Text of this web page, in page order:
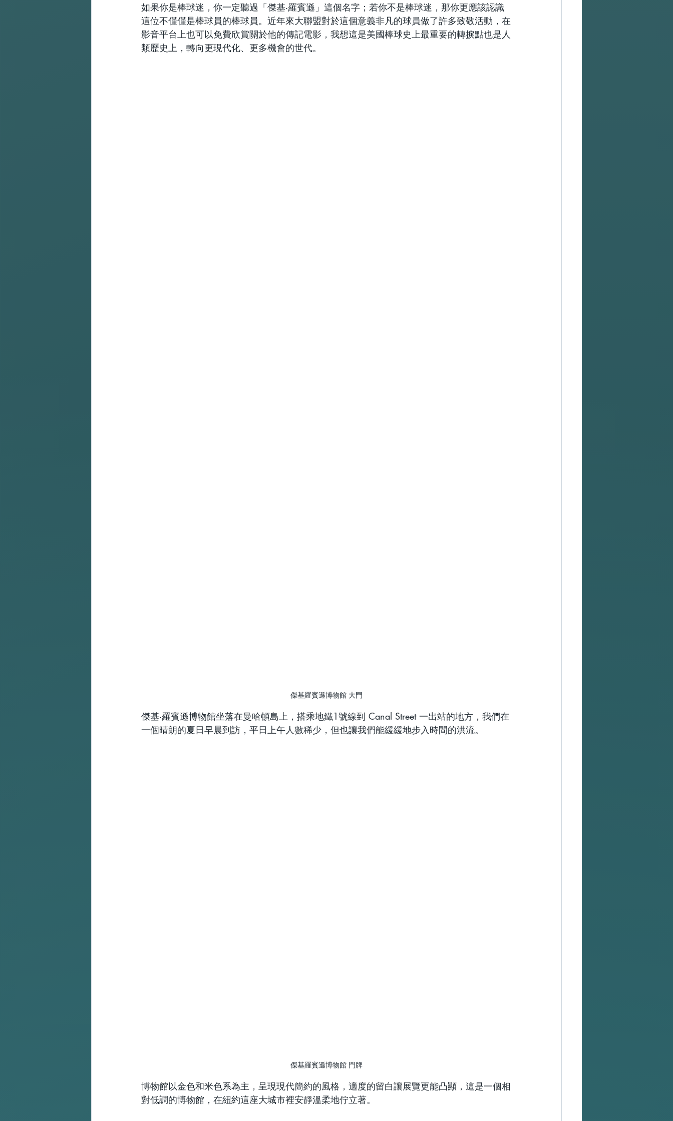
如果你是棒球迷，你一定聽過「傑基‧羅賓遜」這個名字；若你不是棒球迷，那你更應該認識
這位不僅僅是棒球員的棒球員。近年來大聯盟對於這個意義非凡的球員做了許多致敬活動，在
影音平台上也可以免費欣賞關於他的傳記電影，我想這是美國棒球史上最重要的轉捩點也是人
類歷史上，轉向更現代化、更多機會的世代。
傑基羅賓遜博物館 大門
傑基‧羅賓遜博物館坐落在曼哈頓島上，搭乘地鐵1號線到 Canal Street 一出站的地方，我們在
一個晴朗的夏日早晨到訪，平日上午人數稀少，但也讓我們能緩緩地步入時間的洪流。
傑基羅賓遜博物館 門牌
博物館以金色和米色系為主，呈現現代簡約的風格，適度的留白讓展覽更能凸顯，這是一個相
對低調的博物館，在紐約這座大城市裡安靜溫柔地佇立著。